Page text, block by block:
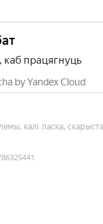
каб працягнуць
by Yandex Cloud
калі ласка,